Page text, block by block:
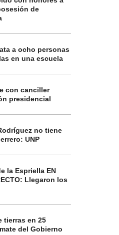
de
a ocho personas
en una escuela
con canciller
presidencial
no tiene
UNP
la Espriella EN
Llegaron los
tierras en 25
del Gobierno